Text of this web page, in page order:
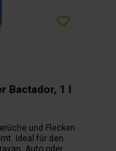
Bactador, 1 l
und Flecken
Ideal für den
Auto oder